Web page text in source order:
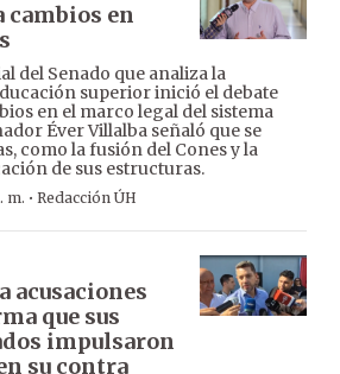
cambios en
del Senado que analiza la
superior inició el debate
en el marco legal del sistema
Éver Villalba señaló que se
como la fusión del Cones y la
de sus estructuras.
m. · Redacción ÚH
acusaciones
que sus
impulsaron
su contra